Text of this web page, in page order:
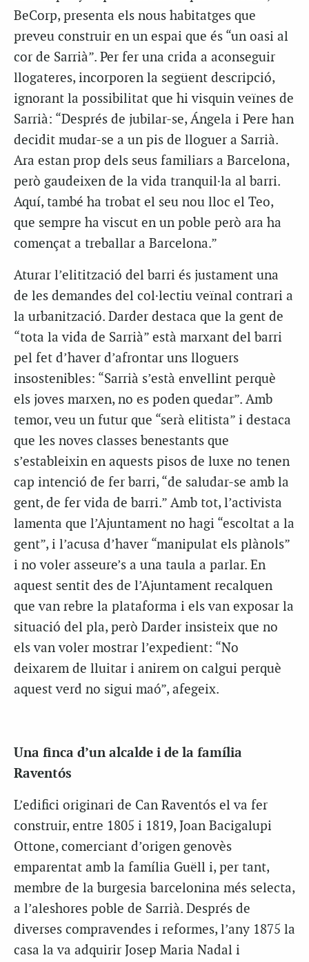
BeCorp, presenta els nous habitatges que
preveu construir en un espai que és “un oasi al
cor de Sarrià”. Per fer una crida a aconseguir
llogateres, incorporen la següent descripció,
ignorant la possibilitat que hi visquin veïnes de
Sarrià: “Després de jubilar-se, Ángela i Pere han
decidit mudar-se a un pis de lloguer a Sarrià.
Ara estan prop dels seus familiars a Barcelona,
però gaudeixen de la vida tranquil·la al barri.
Aquí, també ha trobat el seu nou lloc el Teo,
que sempre ha viscut en un poble però ara ha
començat a treballar a Barcelona.”
Aturar l’elitització del barri és justament una
de les demandes del col·lectiu veïnal contrari a
la urbanització. Darder destaca que la gent de
“tota la vida de Sarrià” està marxant del barri
pel fet d’haver d’afrontar uns lloguers
insostenibles: “Sarrià s’està envellint perquè
els joves marxen, no es poden quedar”. Amb
temor, veu un futur que “serà elitista” i destaca
que les noves classes benestants que
s’estableixin en aquests pisos de luxe no tenen
cap intenció de fer barri, “de saludar-se amb la
gent, de fer vida de barri.” Amb tot, l’activista
lamenta que l’Ajuntament no hagi “escoltat a la
gent”, i l’acusa d’haver “manipulat els plànols”
i no voler asseure’s a una taula a parlar. En
aquest sentit des de l’Ajuntament recalquen
que van rebre la plataforma i els van exposar la
situació del pla, però Darder insisteix que no
els van voler mostrar l’expedient: “No
deixarem de lluitar i anirem on calgui perquè
aquest verd no sigui maó”, afegeix.
Una finca d’un alcalde i de la família
Raventós
L’edifici originari de Can Raventós el va fer
construir, entre 1805 i 1819, Joan Bacigalupi
Ottone, comerciant d’origen genovès
emparentat amb la família Guëll i, per tant,
membre de la burgesia barcelonina més selecta,
a l’aleshores poble de Sarrià. Després de
diverses compravendes i reformes, l’any 1875 la
casa la va adquirir Josep Maria Nadal i